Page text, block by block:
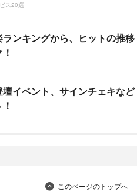
ス20選
ンキングから、ヒットの推移
イベント、サインチェキなど
このページのトップへ